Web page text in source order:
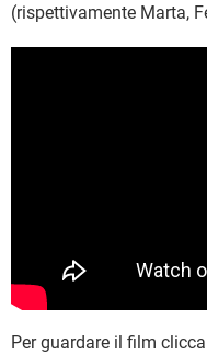
(rispettivamente Marta,
Per guardare il film